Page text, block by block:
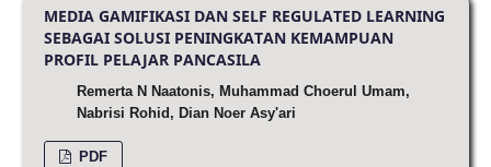
MEDIA GAMIFIKASI DAN SELF REGULATED LEARNING
SEBAGAI SOLUSI PENINGKATAN KEMAMPUAN
PROFIL PELAJAR PANCASILA
Remerta N Naatonis, Muhammad Choerul Umam,
Nabrisi Rohid, Dian Noer Asy'ari
PDF